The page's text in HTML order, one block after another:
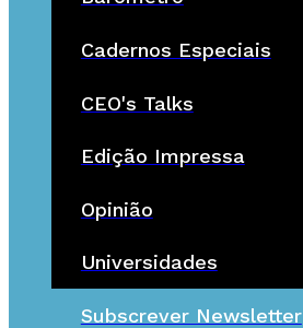
Cadernos Especiais
CEO's Talks
Edição Impressa
Opinião
Universidades
Subscrever Newsletter